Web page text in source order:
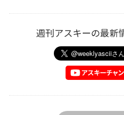
週刊アスキーの最新